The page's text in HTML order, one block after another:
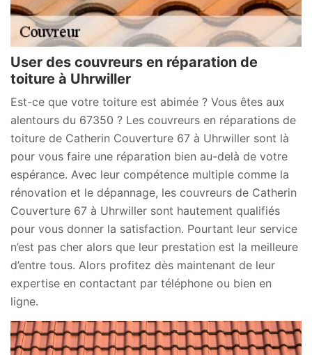
User des couvreurs en réparation de
toiture à Uhrwiller
Est-ce que votre toiture est abimée ? Vous êtes aux
alentours du 67350 ? Les couvreurs en réparations de
toiture de Catherin Couverture 67 à Uhrwiller sont là
pour vous faire une réparation bien au-delà de votre
espérance. Avec leur compétence multiple comme la
rénovation et le dépannage, les couvreurs de Catherin
Couverture 67 à Uhrwiller sont hautement qualifiés
pour vous donner la satisfaction. Pourtant leur service
n’est pas cher alors que leur prestation est la meilleure
d’entre tous. Alors profitez dès maintenant de leur
expertise en contactant par téléphone ou bien en
ligne.